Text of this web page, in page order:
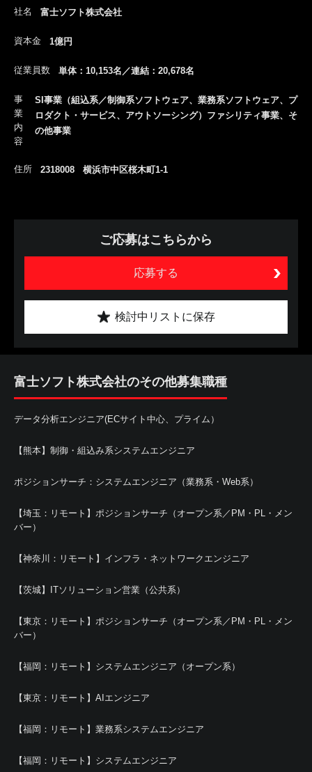
社名 富士ソフト株式会社
資本金 1億円
従業員数 単体：10,153名／連結：20,678名
事
業
内
容
SI事業（組込系／制御系ソフトウェア、業務系ソフトウェア、プ
ロダクト・サービス、アウトソーシング）ファシリティ事業、そ
の他事業
住所 2318008 横浜市中区桜木町1-1
ご応募はこちらから
応募する
検討中リストに保存
富士ソフト株式会社のその他募集職種
データ分析エンジニア(ECサイト中心、プライム）
【熊本】制御・組込み系システムエンジニア
ポジションサーチ：システムエンジニア（業務系・Web系）
【埼玉：リモート】ポジションサーチ（オープン系／PM・PL・メン
バー）
【神奈川：リモート】インフラ・ネットワークエンジニア
【茨城】ITソリューション営業（公共系）
【東京：リモート】ポジションサーチ（オープン系／PM・PL・メン
バー）
【福岡：リモート】システムエンジニア（オープン系）
【東京：リモート】AIエンジニア
【福岡：リモート】業務系システムエンジニア
【福岡：リモート】システムエンジニア